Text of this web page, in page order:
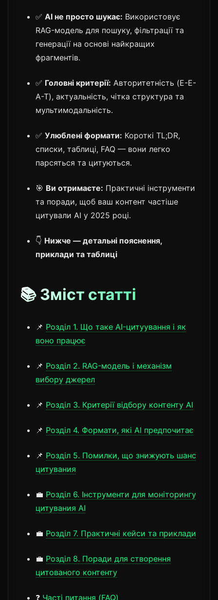
✅ AI не просто шукає: Використовує
RAG-модель для пошуку, фільтрації та
генерації на основі найкращих
фрагментів.
✅ Головні критерії: Авторитетність (E-E-
A-T), актуальність, чітка структура та
мультимодальність.
✅ Улюблені формати: Короткі TL;DR,
списки, таблиці, FAQ — вони легко
парсяться та цитуються.
🎯 Ви отримаєте: Практичні інструменти
та поради, щоб ваш контент частіше
цитували AI у 2025 році.
👇 Нижче — детальні пояснення,
приклади та таблиці
📚 Зміст статті
📌 Розділ 1. Що таке AI-цитуування і як
воно працює
📌 Розділ 2. RAG-модель і механізм
вибору джерел
📌 Розділ 3. Критерії відбору контенту AI
📌 Розділ 4. Формати, які AI предпочитає
📌 Розділ 5. Помилки, що знижують шанс
цитувания
💼 Розділ 6. Інструменти для моніторингу
цитувания AI
💼 Розділ 7. Практичні кейси та приклади
💼 Розділ 8. Поради для створення
цитованого контенту
❓ Часті питання (FAQ)